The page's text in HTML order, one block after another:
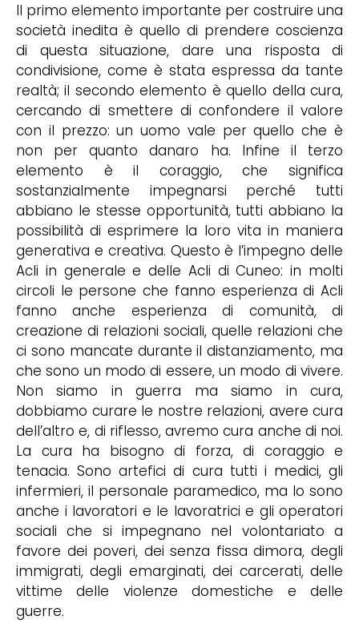
Il primo elemento importante per costruire una
società inedita è quello di prendere coscienza
di questa situazione, dare una risposta di
condivisione, come è stata espressa da tante
realtà; il secondo elemento è quello della cura,
cercando di smettere di confondere il valore
con il prezzo: un uomo vale per quello che è
non per quanto danaro ha. Infine il terzo
elemento è il coraggio, che significa
sostanzialmente impegnarsi perché tutti
abbiano le stesse opportunità, tutti abbiano la
possibilità di esprimere la loro vita in maniera
generativa e creativa. Questo è l’impegno delle
Acli in generale e delle Acli di Cuneo: in molti
circoli le persone che fanno esperienza di Acli
fanno anche esperienza di comunità, di
creazione di relazioni sociali, quelle relazioni che
ci sono mancate durante il distanziamento, ma
che sono un modo di essere, un modo di vivere.
Non siamo in guerra ma siamo in cura,
dobbiamo curare le nostre relazioni, avere cura
dell’altro e, di riflesso, avremo cura anche di noi.
La cura ha bisogno di forza, di coraggio e
tenacia. Sono artefici di cura tutti i medici, gli
infermieri, il personale paramedico, ma lo sono
anche i lavoratori e le lavoratrici e gli operatori
sociali che si impegnano nel volontariato a
favore dei poveri, dei senza fissa dimora, degli
immigrati, degli emarginati, dei carcerati, delle
vittime delle violenze domestiche e delle
guerre.